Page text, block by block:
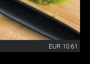
EUR 10.61